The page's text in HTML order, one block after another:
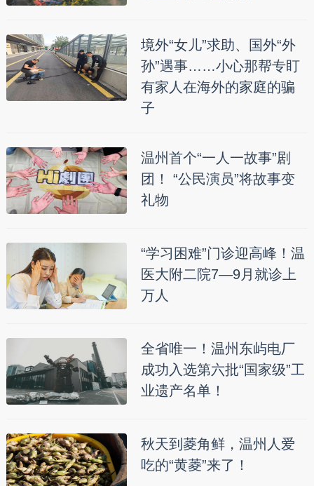
境外“女儿”求助、国外“外
孙”遇事……小心那帮专盯
有家人在海外的家庭的骗
子
温州首个“一人一故事”剧
团！ “公民演员”将故事变
礼物
“学习困难”门诊迎高峰！温
医大附二院7—9月就诊上
万人
全省唯一！温州东屿电厂
成功入选第六批“国家级”工
业遗产名单！
秋天到菱角鲜，温州人爱
吃的“黄菱”来了！